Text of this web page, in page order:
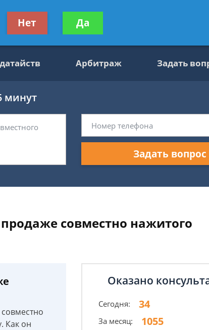
Получите консультацию
бесплатно
Арбитраж Задать
минут
Задать вопрос
совместно нажитого
Как он
Оказано
Сегодня: 34
За месяц: 1055
Нет Да